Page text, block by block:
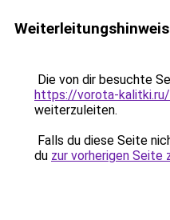
Weiterleitungshinweis
Die von dir besuchte
https://vorota-
weiterzuleiten.
Falls du diese Seite
du zur vorherigen Seite